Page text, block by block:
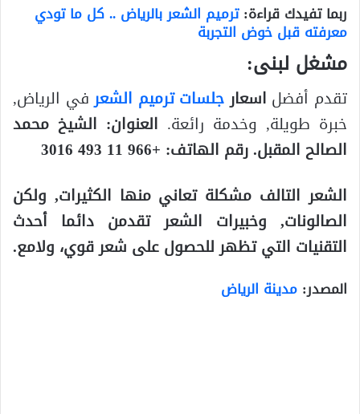
ربما تفيدك قراءة:ترميم الشعر بالرياض .. كل ما تودي
معرفته قبل خوض التجربة
مشغل لبنى:
تقدم أفضل اسعارجلسات ترميم الشعرفي الرياض,
خبرة طويلة, وخدمة رائعة. العنوان: الشيخ محمد
الصالح المقبل. رقم الهاتف: +966 11 493 3016
الشعر التالف مشكلة تعاني منها الكثيرات, ولكن
الصالونات, وخبيرات الشعر تقدمن دائما أحدث
التقنيات التي تظهر للحصول على شعر قوي، ولامع.
المصدر: مدينة الرياض